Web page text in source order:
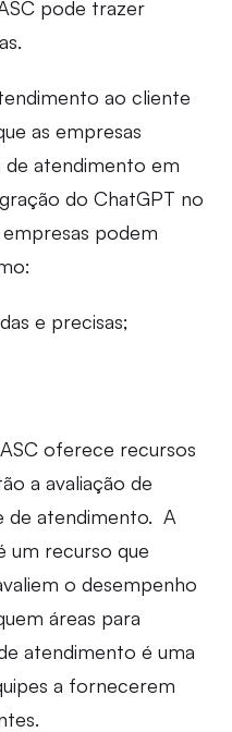
pode trazer
ao cliente
as empresas
de atendimento em
do ChatGPT no
podem
e precisas;
oferece recursos
a avaliação de
de atendimento. A
um recurso que
o desempenho
áreas para
atendimento é uma
a fornecerem